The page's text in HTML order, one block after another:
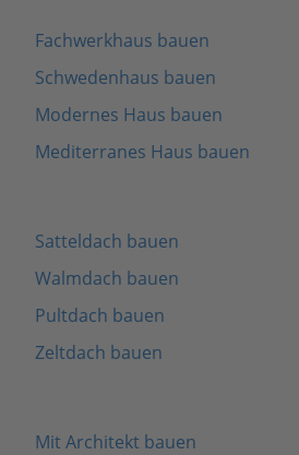
Fachwerkhaus bauen
Schwedenhaus bauen
Modernes Haus bauen
Mediterranes Haus bauen
Satteldach bauen
Walmdach bauen
Pultdach bauen
Zeltdach bauen
Mit Architekt bauen